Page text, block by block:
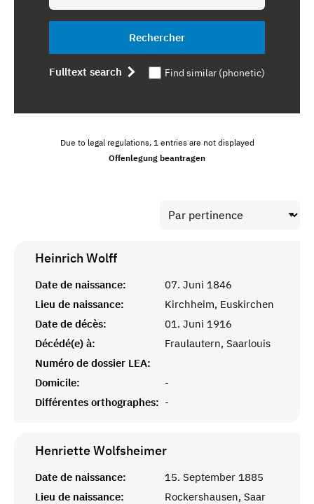
Rechercher
Fulltext search Find similar (phonetic)
Due to legal regulations, 1 entries are not displayed
Offenlegung beantragen
HeinrichWolff
Date de naissance:
07. Juni 1846
Lieu de naissance:
Kirchheim, Euskirchen
Date de décès:
01. Juni 1916
Décédé(e) à:
Fraulautern, Saarlouis
Numéro de dossier LEA:
Domicile:
-
Différentes orthographes: -
HenrietteWolfsheimer
Date de naissance:
15. September 1885
Lieu de naissance:
Rockershausen, Saar